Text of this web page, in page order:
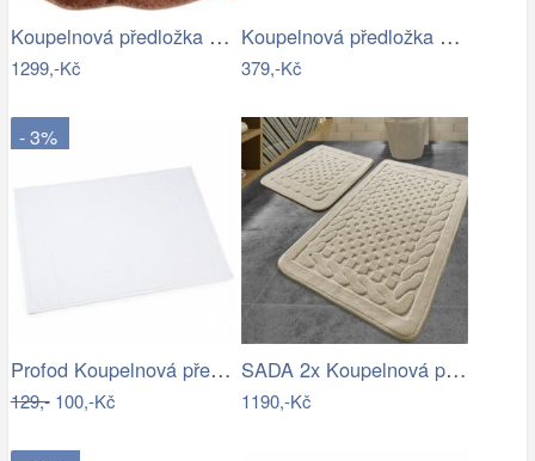
Koupelnová předložka AOSTA
1299,-Kč
Koupelnová předložka Optima 60x90 cm…
379,-Kč
- 3%
Profod Koupelnová předložka 2S bílá…
129,-100,-Kč
SADA 2x Koupelnová předložka BAMBI 60…
1190,-Kč